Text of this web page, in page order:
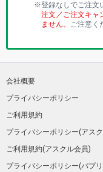
登録なしでご注文
注文／ご注文キャ
ません。 ご注意く
会社概要
プライバシーポリシー
ご利用規約
プライバシーポリシー(アス
ご利用規約(アスクル会員)
プライバシーポリシー(パプ